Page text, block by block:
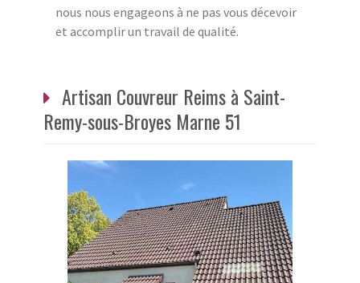
nous nous engageons à ne pas vous décevoir
et accomplir un travail de qualité.
Artisan Couvreur Reims à Saint-
Remy-sous-Broyes Marne 51